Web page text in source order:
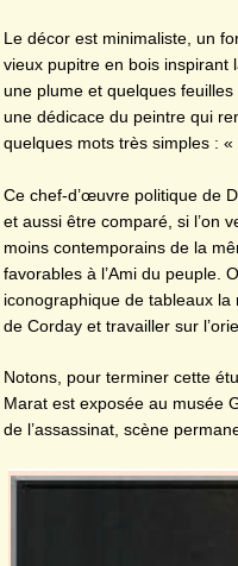
Le décor est minimaliste, un
vieux pupitre en bois inspirant
une plume et quelques
une dédicace du peintre qui
quelques mots très simples : «
Ce chef-d’œuvre politique de
et aussi être comparé, si l’on
moins contemporains de la
favorables à l’Ami du peuple.
iconographique de tableaux
de Corday et travailler sur
Notons, pour terminer cette
Marat est exposée au musée
de l’assassinat, scène